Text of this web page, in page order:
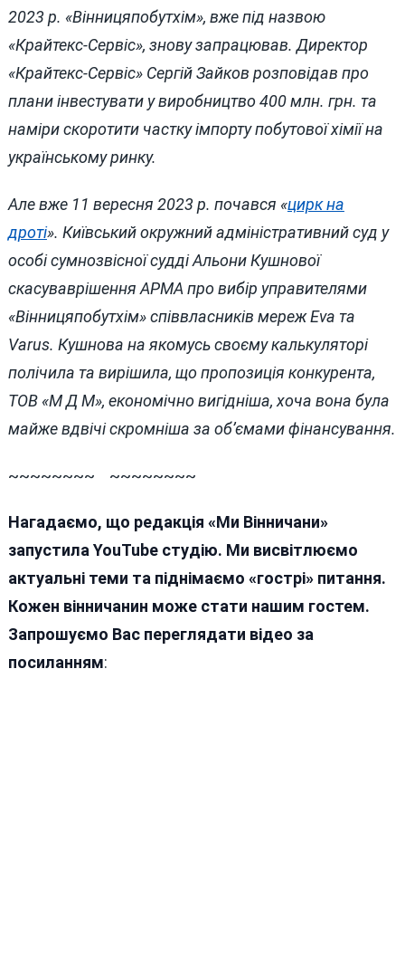
2023 р. «Вінницяпобутхім», вже під назвою
«Крайтекс-Сервіс», знову запрацював. Директор
«Крайтекс-Сервіс» Сергій Зайков розповідав про
плани інвестувати у виробництво 400 млн. грн. та
наміри скоротити частку імпорту побутової хімії на
українському ринку.
Але вже 11 вересня 2023 р. почався «цирк на
дроті». Київський окружний адміністративний суд у
особі сумнозвісної судді Альони Кушнової
скасуваврішення АРМА про вибір управителями
«Вінницяпобутхім» співвласників мереж Eva та
Varus. Кушнова на якомусь своєму калькуляторі
полічила та вирішила, що пропозиція конкурента,
ТОВ «М Д М», економічно вигідніша, хоча вона була
майже вдвічі скромніша за об’ємами фінансування.
~~~~~~~~ ~~~~~~~~
Нагадаємо, що редакція «Ми Вінничани»
запустила YouTube студію. Ми висвітлюємо
актуальні теми та піднімаємо «гострі» питання.
Кожен вінничанин може стати нашим гостем.
Запрошуємо Вас переглядати відео за
посиланням: